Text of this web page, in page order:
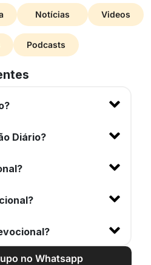
Notícias Videos
Podcasts
Diário?
no Whatsapp